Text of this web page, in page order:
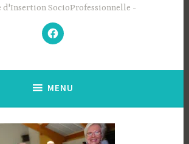
d'Insertion SocioProfessionnelle
–
N’hésitez
pas
à
;-)
MENU